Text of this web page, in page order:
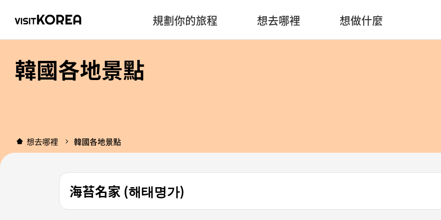
規劃你的旅程 想去哪裡 想做什麼
韓國各地景點
想去哪裡 韓國各地景點
海苔名家 (해태명가)